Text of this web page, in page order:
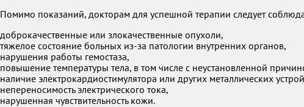
Помимо показаний, докторам для успешной терапии следует
доброкачественные или злокачественные опухоли,
тяжелое состояние больных из-за патологии внутренних органов,
нарушения работы гемостаза,
повышение температуры тела, в том числе с неустановленной
наличие электрокардиостимулятора или других металлических
непереносимость электрического тока,
нарушенная чувствительность кожи.